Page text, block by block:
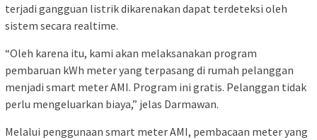
terjadi gangguan listrik dikarenakan dapat terdeteksi oleh
sistem secara realtime.
“Oleh karena itu, kami akan melaksanakan program
pembaruan kWh meter yang terpasang di rumah pelanggan
menjadi smart meter AMI. Program ini gratis. Pelanggan tidak
perlu mengeluarkan biaya,” jelas Darmawan.
Melalui penggunaan smart meter AMI, pembacaan meter yang